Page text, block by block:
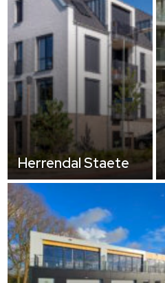
Herrendal Staete